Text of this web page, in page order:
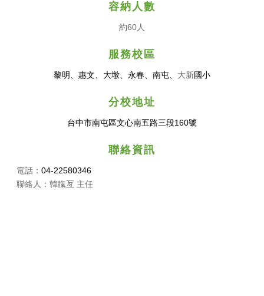
容納人數
約60人
服務校區
黎明、惠文、大墩、永春、南屯、 大新​國小
分校地址
台中市南屯區文心南五路三段160號
聯絡資訊
電話： 04-22580346
​聯絡人： 韓靝亙 主任